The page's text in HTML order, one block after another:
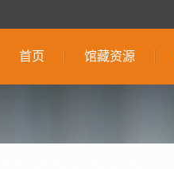
首页 馆藏资源